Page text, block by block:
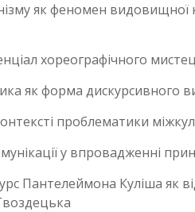
як феномен видовищної
хореографічного
як форма дискурсивного
проблематики
у впровадженні
Пантелеймона Куліша як